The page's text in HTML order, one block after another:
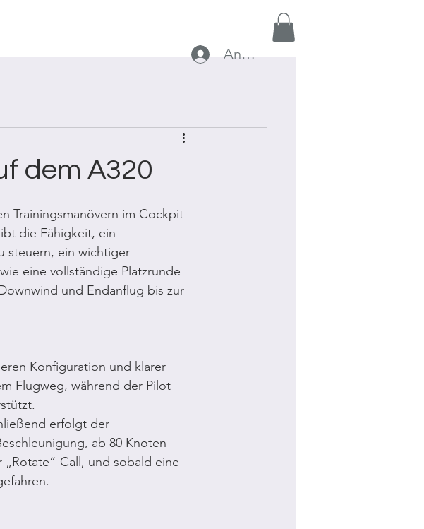
Anmelden
dem A320
Trainingsmanövern im Cockpit –
die Fähigkeit, ein
steuern, ein wichtiger
eine vollständige Platzrunde
und Endanflug bis zur
Konfiguration und klarer
Flugweg, während der Pilot
erfolgt der
ab 80 Knoten
Call, und sobald eine